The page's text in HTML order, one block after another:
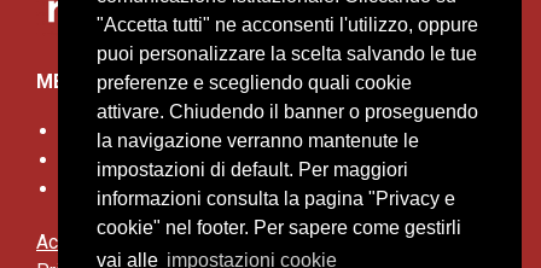
"Accetta tutti" ne acconsenti l'utilizzo, oppure
puoi personalizzare la scelta salvando le tue
preferenze e scegliendo quali cookie
attivare. Chiudendo il banner o proseguendo
la navigazione verranno mantenute le
impostazioni di default. Per maggiori
informazioni consulta la pagina "Privacy e
cookie" nel footer. Per sapere come gestirli
vai alle impostazioni cookie
MENU
I centri ReDip
Pazienti da indagare
Contatti
Accessibilità